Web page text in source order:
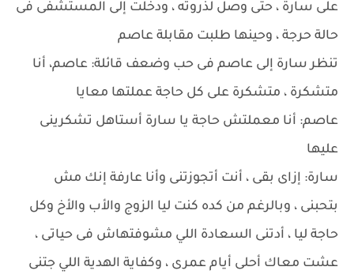
على سارة ، حتى وصل لذروته ، ودخلت إلى المستشفى فى
حالة حرجة ، وحينها طلبت مقابلة عاصم
تنظر سارة إلى عاصم فى حب وضعف قائلة: عاصم، أنا
متشكرة ، متشكرة على كل حاجة عملتها معايا
عاصم: أنا معملتش حاجة يا سارة أستاهل تشكرينى
عليها
سارة: إزاى بقى ، أنت أتجوزتنى وأنا عارفة إنك مش
بتحبنى ، وبالرغم من كده كنت ليا الزوج والأب والأخ وكل
حاجة ليا ، أدتنى السعادة اللي مشوفتهاش فى حياتى ،
عشت معاك أحلى أيام عمرى ، وكفاية الهدية اللي جتنى